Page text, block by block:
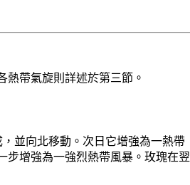
熱帶氣旋則詳述於第三節。
並向北移動。次日它增強為一熱帶
步增強為一強烈熱帶風暴。玫瑰在翌